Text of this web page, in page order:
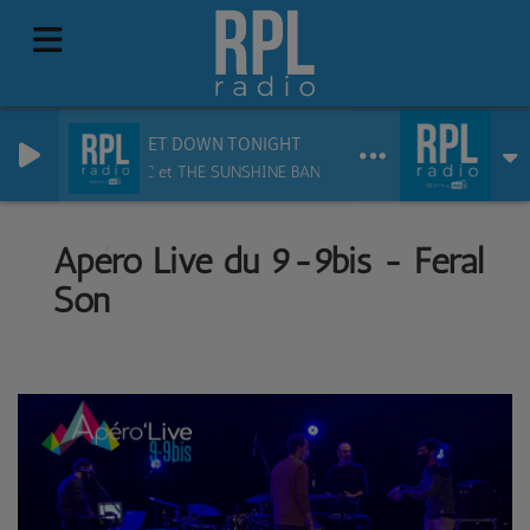
GET DOWN TONIGHT
KC et THE SUNSHINE BAND
Apéro Live du 9-9bis - Feral
Son